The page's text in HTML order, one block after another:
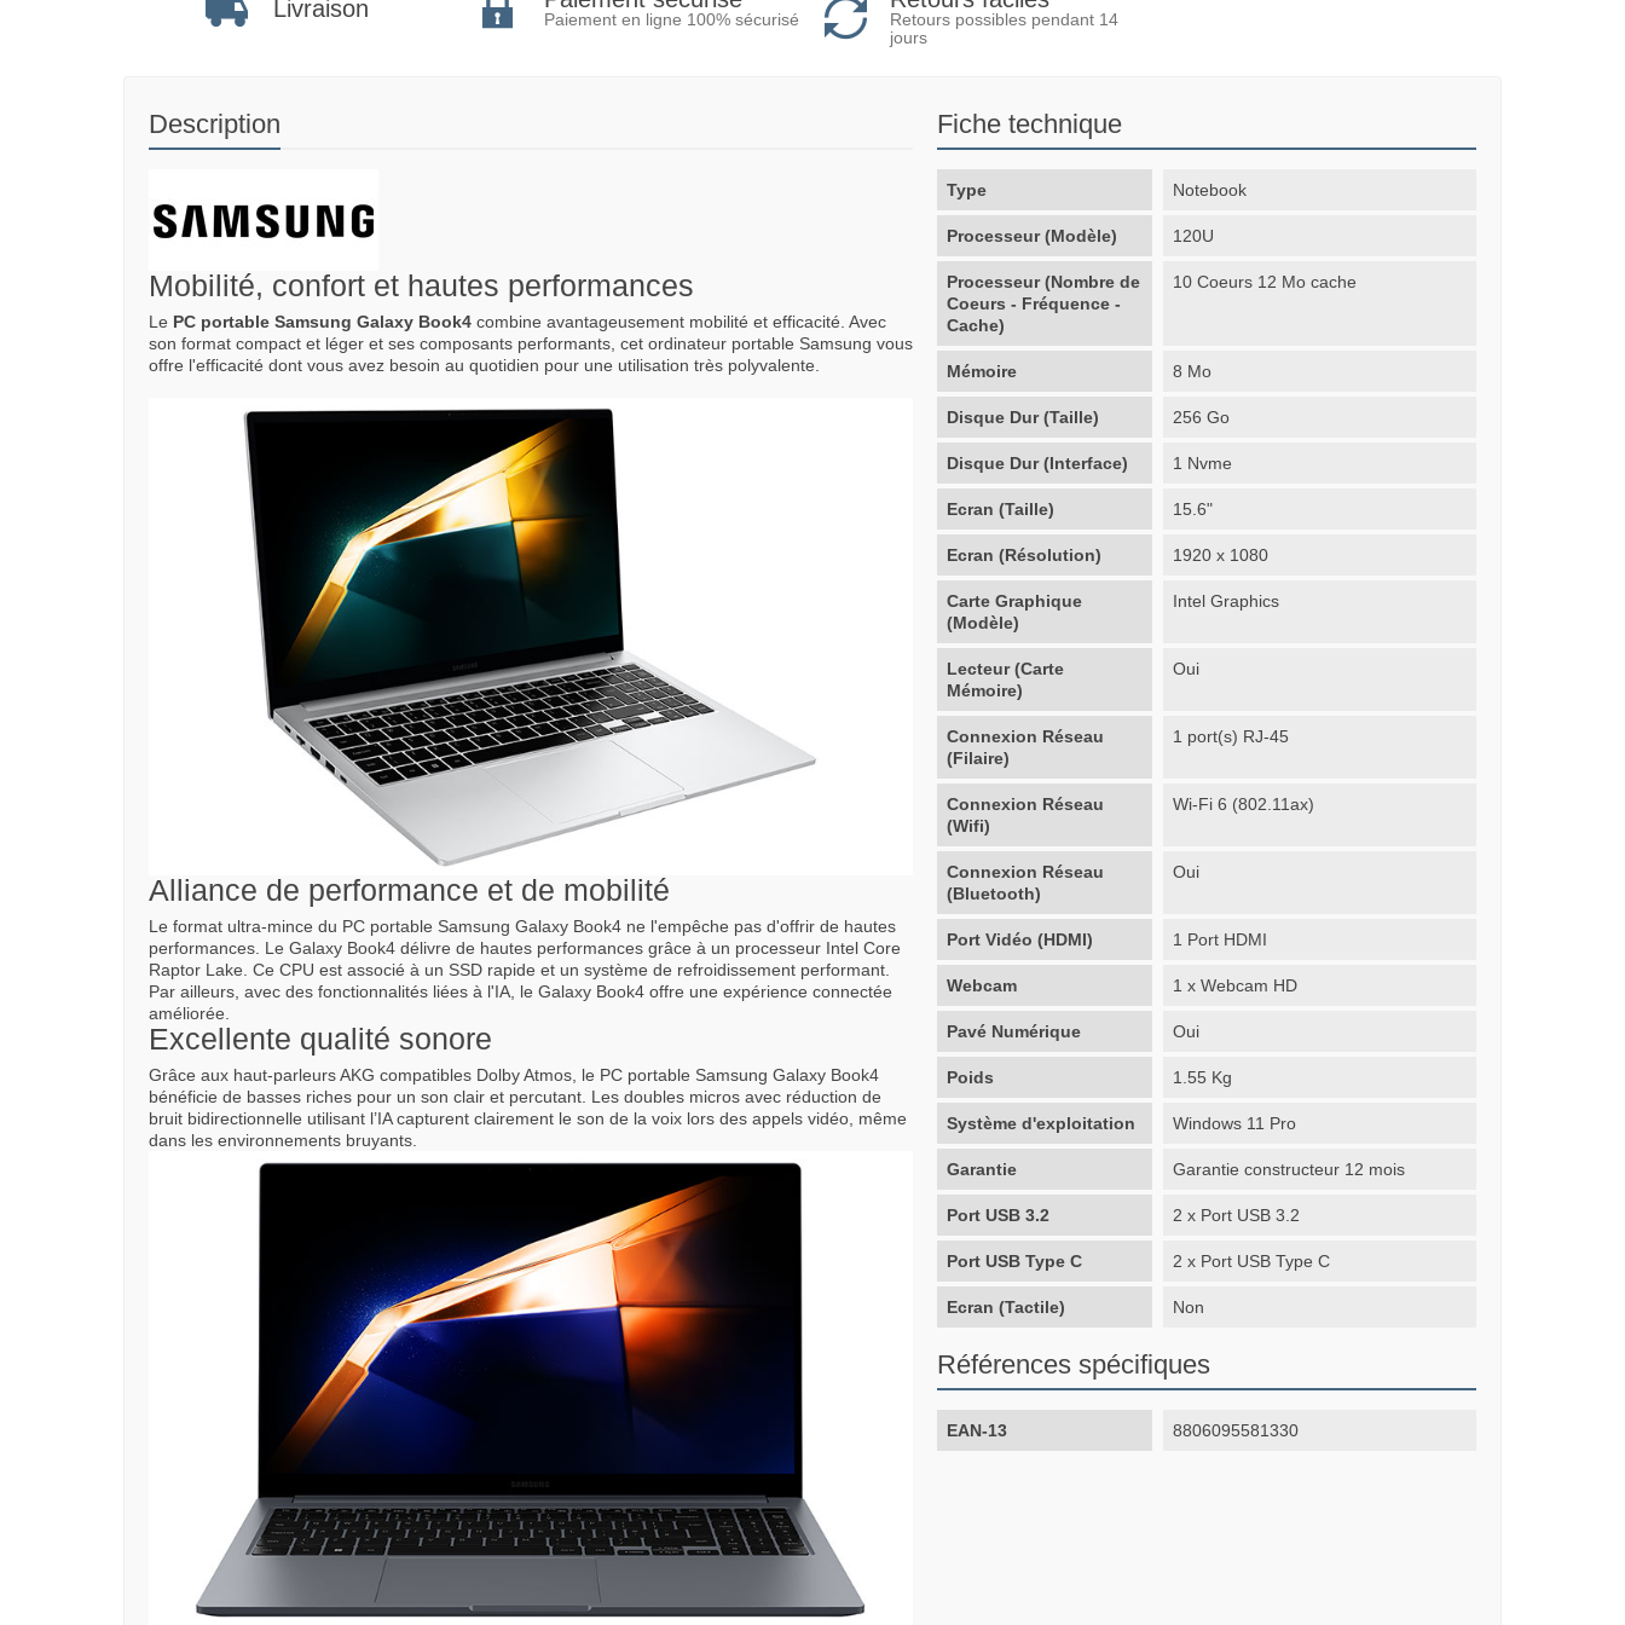
Livraison Paiement en ligne 100% sécurisé
Retours possibles pendant 14
jours
Description
Mobilité, confort et hautes performances
Le PC portable Samsung Galaxy Book4 combine avantageusement mobilité et efficacité. Avec
son format compact et léger et ses composants performants, cet ordinateur portable Samsung vous
offre l'efficacité dont vous avez besoin au quotidien pour une utilisation très polyvalente.
Alliance de performance et de mobilité
Le format ultra-mince du PC portable Samsung Galaxy Book4 ne l'empêche pas d'offrir de hautes
performances. Le Galaxy Book4 délivre de hautes performances grâce à un processeur Intel Core
Raptor Lake. Ce CPU est associé à un SSD rapide et un système de refroidissement performant.
Par ailleurs, avec des fonctionnalités liées à l'IA, le Galaxy Book4 offre une expérience connectée
améliorée.
Excellente qualité sonore
Grâce aux haut-parleurs AKG compatibles Dolby Atmos, le PC portable Samsung Galaxy Book4
bénéficie de basses riches pour un son clair et percutant. Les doubles micros avec réduction de
bruit bidirectionnelle utilisant l’IA capturent clairement le son de la voix lors des appels vidéo, même
dans les environnements bruyants.
Fiche technique
Type Notebook
Processeur (Modèle) 120U
Processeur (Nombre de
Coeurs - Fréquence -
Cache)
10 Coeurs 12 Mo cache
Mémoire 8 Mo
Disque Dur (Taille) 256 Go
Disque Dur (Interface) 1 Nvme
Ecran (Taille) 15.6"
Ecran (Résolution) 1920 x 1080
Carte Graphique
(Modèle)
Intel Graphics
Lecteur (Carte
Mémoire)
Oui
Connexion Réseau
(Filaire)
1 port(s) RJ-45
Connexion Réseau
(Wifi)
Wi-Fi 6 (802.11ax)
Connexion Réseau
(Bluetooth)
Oui
Port Vidéo (HDMI) 1 Port HDMI
Webcam 1 x Webcam HD
Pavé Numérique Oui
Poids 1.55 Kg
Système d'exploitation Windows 11 Pro
Garantie Garantie constructeur 12 mois
Port USB 3.2 2 x Port USB 3.2
Port USB Type C 2 x Port USB Type C
Ecran (Tactile) Non
Références spécifiques
EAN-13 8806095581330